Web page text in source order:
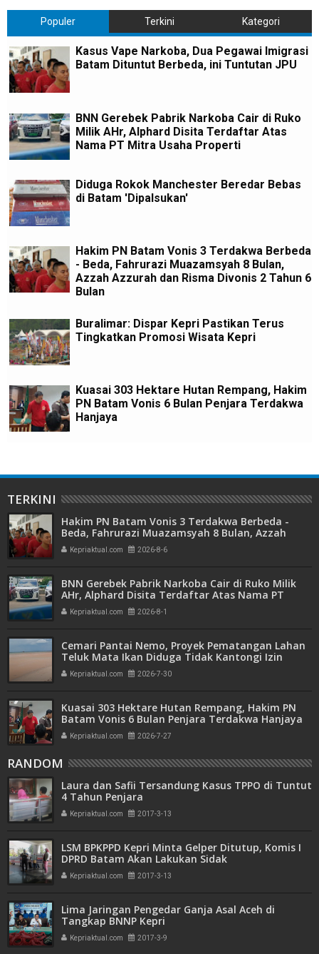
Populer Terkini Kategori
Kasus Vape Narkoba, Dua Pegawai Imigrasi
Batam Dituntut Berbeda, ini Tuntutan JPU
BNN Gerebek Pabrik Narkoba Cair di Ruko
Milik AHr, Alphard Disita Terdaftar Atas
Nama PT Mitra Usaha Properti
Diduga Rokok Manchester Beredar Bebas
di Batam 'Dipalsukan'
Hakim PN Batam Vonis 3 Terdakwa Berbeda
- Beda, Fahrurazi Muazamsyah 8 Bulan,
Azzah Azzurah dan Risma Divonis 2 Tahun 6
Bulan
Buralimar: Dispar Kepri Pastikan Terus
Tingkatkan Promosi Wisata Kepri
Kuasai 303 Hektare Hutan Rempang, Hakim
PN Batam Vonis 6 Bulan Penjara Terdakwa
Hanjaya
TERKINI
Hakim PN Batam Vonis 3 Terdakwa Berbeda -
Beda, Fahrurazi Muazamsyah 8 Bulan, Azzah
Azzurah dan Risma Divonis 2 Tahun 6 Bulan
Kepriaktual.com 2026-8-6
BNN Gerebek Pabrik Narkoba Cair di Ruko Milik
AHr, Alphard Disita Terdaftar Atas Nama PT
Mitra Usaha Properti
Kepriaktual.com 2026-8-1
Cemari Pantai Nemo, Proyek Pematangan Lahan
Teluk Mata Ikan Diduga Tidak Kantongi Izin
Amdal
Kepriaktual.com 2026-7-30
Kuasai 303 Hektare Hutan Rempang, Hakim PN
Batam Vonis 6 Bulan Penjara Terdakwa Hanjaya
Kepriaktual.com 2026-7-27
RANDOM
Laura dan Safii Tersandung Kasus TPPO di Tuntut
4 Tahun Penjara
Kepriaktual.com 2017-3-13
LSM BPKPPD Kepri Minta Gelper Ditutup, Komis I
DPRD Batam Akan Lakukan Sidak
Kepriaktual.com 2017-3-13
Lima Jaringan Pengedar Ganja Asal Aceh di
Tangkap BNNP Kepri
Kepriaktual.com 2017-3-9